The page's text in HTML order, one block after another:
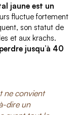
jaune est un
fluctue fortement
son statut de
et aux krachs.
jusqu’à 40
ne convient
dire un